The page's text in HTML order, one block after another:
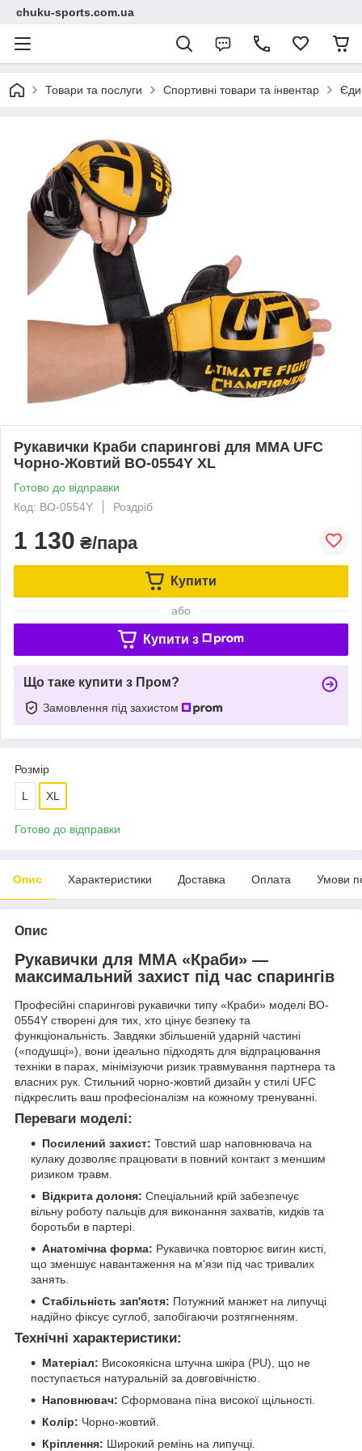
chuku-sports.com.ua
Товари та послуги Спортивні товари та інвентар
Рукавички Краби спарингові для MMA UFC
Чорно-Жовтий BO-0554Y XL
Готово до відправки
Код: BO-0554Y
Роздріб
1 130 ₴/пара
Купити
або
Купити з
Що таке купити з Пром?
Замовлення під захистом
Розмір
L XL
Готово до відправки
Опис Характеристики Доставка Оплата Умови
Опис
Рукавички для ММА «Краби» —
максимальний захист під час спарингів
Професійні спарингові рукавички типу «Краби» моделі BO-
0554Y створені для тих, хто цінує безпеку та
функціональність. Завдяки збільшеній ударній частині
(«подушці»), вони ідеально підходять для відпрацювання
техніки в парах, мінімізуючи ризик травмування партнера та
власних рук. Стильний чорно-жовтий дизайн у стилі UFC
підкреслить ваш професіоналізм на кожному тренуванні.
Переваги моделі:
Посилений захист: Товстий шар наповнювача на
кулаку дозволяє працювати в повний контакт з меншим
ризиком травм.
Відкрита долоня: Спеціальний крій забезпечує
вільну роботу пальців для виконання захватів, кидків та
боротьби в партері.
Анатомічна форма: Рукавичка повторює вигин кисті,
що зменшує навантаження на м'язи під час тривалих
занять.
Стабільність зап'ястя: Потужний манжет на липучці
надійно фіксує суглоб, запобігаючи розтягненням.
Технічні характеристики:
Матеріал: Високоякісна штучна шкіра (PU), що не
поступається натуральній за довговічністю.
Наповнювач: Сформована піна високої щільності.
Колір: Чорно-жовтий.
Кріплення: Широкий ремінь на липучці.